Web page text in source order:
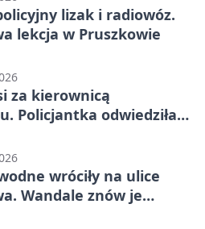
lizak i radiowóz.
lekcja w Pruszkowie
za kierownicą
Policjantka odwiedziła
wróciły na ulice
Wandale znów je